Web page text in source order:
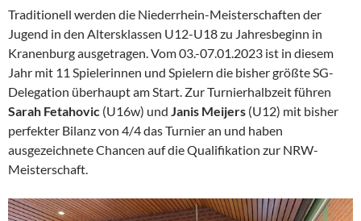
Traditionell werden die Niederrhein-Meisterschaften der
Jugend in den Altersklassen U12-U18 zu Jahresbeginn in
Kranenburg ausgetragen. Vom 03.-07.01.2023 ist in diesem
Jahr mit 11 Spielerinnen und Spielern die bisher größte SG-
Delegation überhaupt am Start. Zur Turnierhalbzeit führen
Sarah Fetahovic (U16w) und Janis Meijers (U12) mit bisher
perfekter Bilanz von 4/4 das Turnier an und haben
ausgezeichnete Chancen auf die Qualifikation zur NRW-
Meisterschaft.